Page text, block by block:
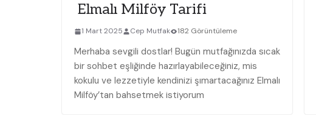
Elmalı Milföy Tarifi
1 Mart 2025 Cep Mutfak 182 Görüntüleme
Merhaba sevgili dostlar! Bugün mutfağınızda sıcak
bir sohbet eşliğinde hazırlayabileceğiniz, mis
kokulu ve lezzetiyle kendinizi şımartacağınız Elmalı
Milföy’tan bahsetmek istiyorum